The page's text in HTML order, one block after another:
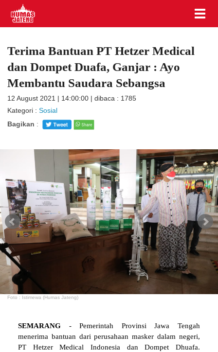
Terima Bantuan PT Hetzer Medical
dan Dompet Duafa, Ganjar : Ayo
Membantu Saudara Sebangsa
12 August 2021 | 14:00:00 | dibaca : 1785
Kategori : Sosial
Bagikan :
Foto : Istimewa (Humas Jateng)
SEMARANG - Pemerintah Provinsi Jawa Tengah
menerima bantuan dari perusahaan masker dalam negeri,
PT Hetzer Medical Indonesia dan Dompet Dhuafa.